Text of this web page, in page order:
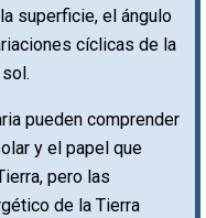
superficie, el ángulo
cíclicas de la
pueden comprender
y el papel que
pero las
de la Tierra